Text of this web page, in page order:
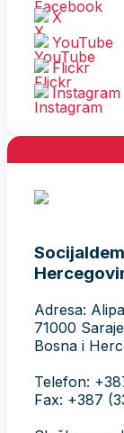
X
YouTube
Flickr
Instagram
Adresa:
71000
Bosna i
Telefon:
Fax: +387